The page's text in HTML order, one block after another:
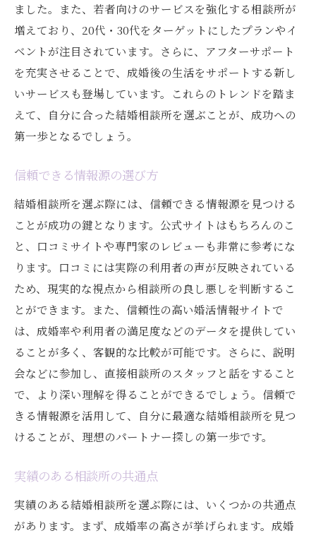
ました。また、若者向けのサービスを強化する相談所が
増えており、20代・30代をターゲットにしたプランやイ
ベントが注目されています。さらに、アフターサポート
を充実させることで、成婚後の生活をサポートする新し
いサービスも登場しています。これらのトレンドを踏ま
えて、自分に合った結婚相談所を選ぶことが、成功への
第一歩となるでしょう。
信頼できる情報源の選び方
結婚相談所を選ぶ際には、信頼できる情報源を見つける
ことが成功の鍵となります。公式サイトはもちろんのこ
と、口コミサイトや専門家のレビューも非常に参考にな
ります。口コミには実際の利用者の声が反映されている
ため、現実的な視点から相談所の良し悪しを判断するこ
とができます。また、信頼性の高い婚活情報サイトで
は、成婚率や利用者の満足度などのデータを提供してい
ることが多く、客観的な比較が可能です。さらに、説明
会などに参加し、直接相談所のスタッフと話をすること
で、より深い理解を得ることができるでしょう。信頼で
きる情報源を活用して、自分に最適な結婚相談所を見つ
けることが、理想のパートナー探しの第一歩です。
実績のある相談所の共通点
実績のある結婚相談所を選ぶ際には、いくつかの共通点
があります。まず、成婚率の高さが挙げられます。成婚